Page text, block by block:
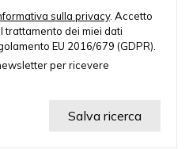
sulla privacy. Accetto
trattamento dei miei dati
EU 2016/679 (GDPR).
per ricevere
Salva ricerca